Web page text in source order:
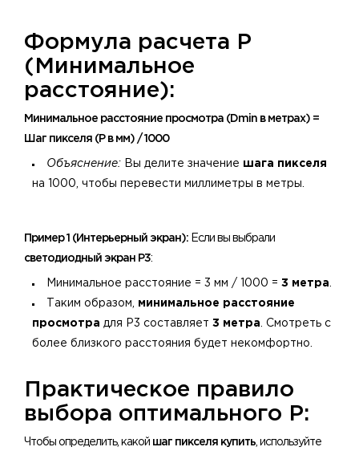
Формула расчета P
(Минимальное
расстояние):
Минимальное расстояние просмотра (Dmin в метрах) =
Шаг пикселя (P в мм) / 1000
Объяснение: Вы делите значение шага пикселя
на 1000, чтобы перевести миллиметры в метры.
Пример 1 (Интерьерный экран): Если вы выбрали
светодиодный экран P3:
Минимальное расстояние = 3 мм / 1000 = 3 метра
Таким образом, минимальное расстояние
просмотра для P3 составляет 3 метра . Смотреть с
более близкого расстояния будет некомфортно.
Практическое правило
выбора оптимального P:
Чтобы определить, какой шаг пикселя купить , используйте